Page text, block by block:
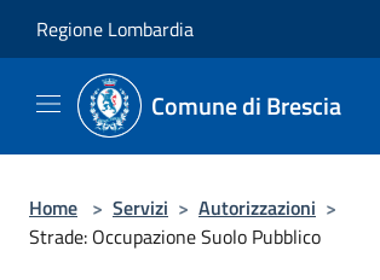
Regione Lombardia
Comune di Brescia
Home > Servizi > Autorizzazioni >
Strade: Occupazione Suolo Pubblico